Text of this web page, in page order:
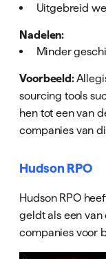
Uitgebreid
Nadelen:
Minder
Voorbeeld:
sourcing tools
hen tot een van
companies van
Hudson RPO
Hudson RPO
geldt als een
companies voor